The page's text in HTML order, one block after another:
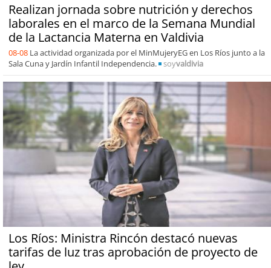
Realizan jornada sobre nutrición y derechos
laborales en el marco de la Semana Mundial
de la Lactancia Materna en Valdivia
08-08 La actividad organizada por el MinMujeryEG en Los Ríos junto a la
Sala Cuna y Jardín Infantil Independencia.
soyvaldivia
Los Ríos: Ministra Rincón destacó nuevas
tarifas de luz tras aprobación de proyecto de